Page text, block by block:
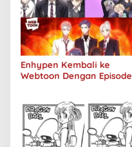
Enhypen Kembali ke
Webtoon Dengan Episode